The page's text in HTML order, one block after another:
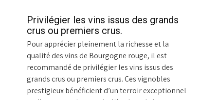
Privilégier les vins issus des grands
crus ou premiers crus.
Pour apprécier pleinement la richesse et la
qualité des vins de Bourgogne rouge, il est
recommandé de privilégier les vins issus des
grands crus ou premiers crus. Ces vignobles
prestigieux bénéficient d’un terroir exceptionnel